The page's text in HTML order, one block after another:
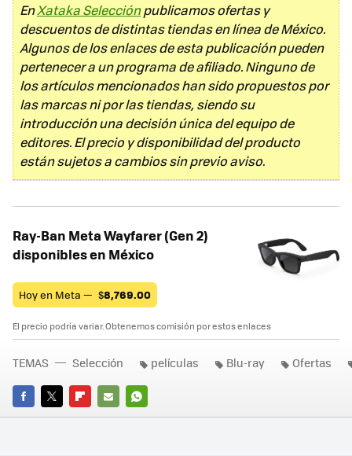
EnXataka Selecciónpublicamos ofertas y
descuentos de distintas tiendas en línea de México.
Algunos de los enlaces de esta publicación pueden
pertenecer a un programa de afiliado. Ninguno de
los artículos mencionados han sido propuestos por
las marcas ni por las tiendas, siendo su
introducción una decisión única del equipo de
editores. El precio y disponibilidad del producto
están sujetos a cambios sin previo aviso.
Ray-Ban Meta Wayfarer (Gen 2)
disponibles en México
Hoy en Meta — $8,769.00
El precio podría variar. Obtenemos comisión por estos enlaces
FACEBOOK
TWITTERFLIPBOARD
E-
WHATSAPP
TEMAS Selección películas Blu-ray Ofertas